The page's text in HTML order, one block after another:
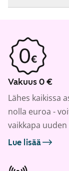
Vakuus 0 €
Lähes kaikissa
nolla euroa -
vaikkapa
Lue lisää